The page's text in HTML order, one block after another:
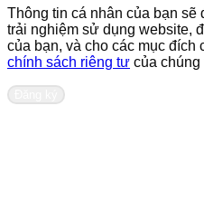
Thông tin cá nhân của bạn
trải nghiệm sử dụng website,
của bạn, và cho các mục đích
chính sách riêng tư của chúng